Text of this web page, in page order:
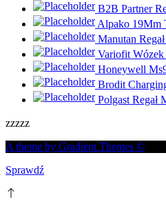
B2B Partner
Alpako 19Mm
Manutan
Variofit
Honeywell
Brodit
Polgast Regał
zzzzz
A theme by Gradient Themes ©
Sprawdź